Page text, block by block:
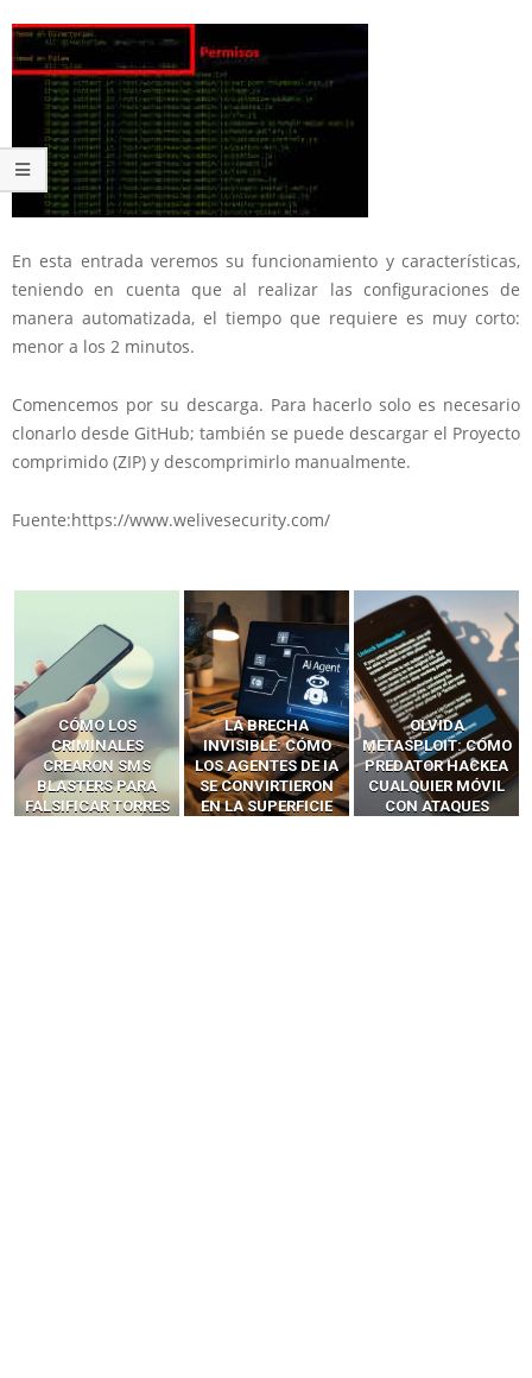
En esta entrada veremos su funcionamiento y características,
teniendo en cuenta que al realizar las configuraciones de
manera automatizada, el tiempo que requiere es muy corto:
menor a los 2 minutos.
Comencemos por su descarga. Para hacerlo solo es necesario
clonarlo desde GitHub; también se puede descargar el Proyecto
comprimido (ZIP) y descomprimirlo manualmente.
Fuente:https://www.welivesecurity.com/
LA BRECHA
INVISIBLE: CÓMO
LOS AGENTES DE IA
SE CONVIRTIERON
EN LA SUPERFICIE
OLVIDA
METASPLOIT: CÓMO
PREDATOR HACKEA
CUALQUIER MÓVIL
CON ATAQUES
CÓMO LOS HACKERS
INTERCEPTAN OTPS
Y LLAMADAS
MÓVILES SIN
‘HACKEAR’ — EL